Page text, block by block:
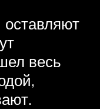
оставляют
весь